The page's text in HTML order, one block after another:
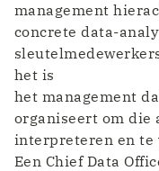
management
concrete data-
het is
het management
organiseert om die
interpreteren en te
Een Chief Data